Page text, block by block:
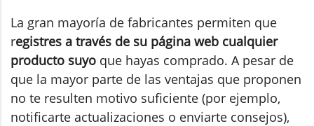
La gran mayoría de fabricantes permiten que
registres a través de su página web cualquier
producto suyo que hayas comprado. A pesar de
que la mayor parte de las ventajas que proponen
no te resulten motivo suficiente (por ejemplo,
notificarte actualizaciones o enviarte consejos),